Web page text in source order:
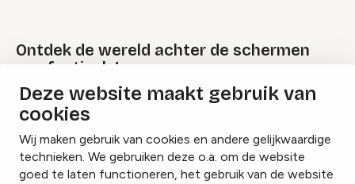
Deze website maakt gebruik van
cookies
Wij maken gebruik van cookies en andere gelijkwaardige
technieken. We gebruiken deze o.a. om de website
goed te laten functioneren, het gebruik van de website
Ontdek de wereld achter de schermen
van festivals!
Lees onze Festival Specials